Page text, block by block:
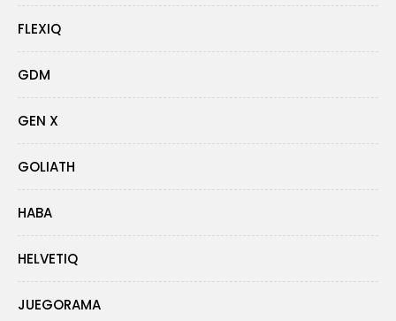
FLEXIQ
GDM
GEN X
GOLIATH
HABA
HELVETIQ
JUEGORAMA